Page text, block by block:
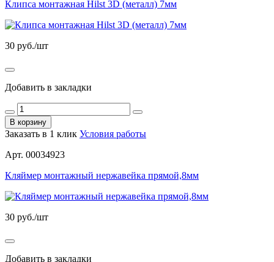
Клипса монтажная Hilst 3D (металл) 7мм
30 руб./шт
Добавить в закладки
В корзину
Заказать в 1 клик Условия работы
Арт. 00034923
Кляймер монтажный нержавейка прямой,8мм
30 руб./шт
Добавить в закладки